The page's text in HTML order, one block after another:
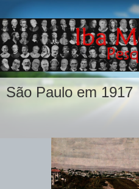
São Paulo em 1917